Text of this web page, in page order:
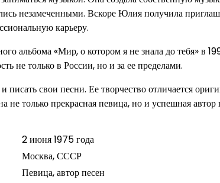
незамеченными. Вскоре Юлия получила
карьеру.
альбома «Мир, о котором я не знала до тебя» в
не только в России, но и за ее пределами.
свои песни. Ее творчество отличается
только прекрасная певица, но и успешная автор
2 июня 1975 года
Москва, СССР
Певица, автор песен